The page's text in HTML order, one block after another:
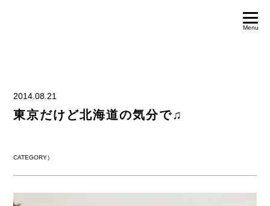
Menu
2014.08.21
東京だけど北海道の気分で♫
CATEGORY）